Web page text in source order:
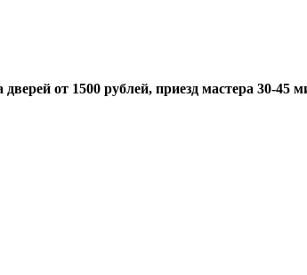
от 1500 рублей, приезд мастера 30-45